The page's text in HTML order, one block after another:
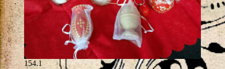
154.1